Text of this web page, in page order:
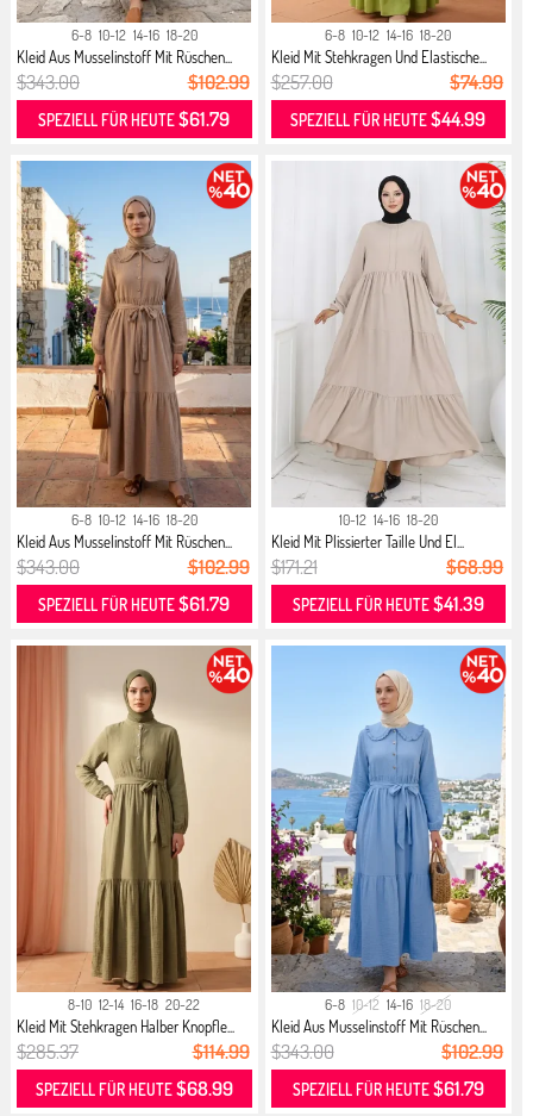
6-8 10-12 14-16 18-20
Kleid Aus Musselinstoff Mit Rüschen...
$343.00 $102.99
SPEZIELL FÜR HEUTE$61.79
6-8 10-12 14-16 18-20
Kleid Mit Stehkragen Und Elastische...
$257.00 $74.99
SPEZIELL FÜR HEUTE$44.99
6-8 10-12 14-16 18-20
Kleid Aus Musselinstoff Mit Rüschen...
$343.00 $102.99
SPEZIELL FÜR HEUTE$61.79
10-12 14-16 18-20
Kleid Mit Plissierter Taille Und El...
$171.21 $68.99
SPEZIELL FÜR HEUTE$41.39
8-10 12-14 16-18 20-22
Kleid Mit Stehkragen Halber Knopfle...
$285.37 $114.99
SPEZIELL FÜR HEUTE$68.99
6-8 10-12 14-16 18-20
Kleid Aus Musselinstoff Mit Rüschen...
$343.00 $102.99
SPEZIELL FÜR HEUTE$61.79